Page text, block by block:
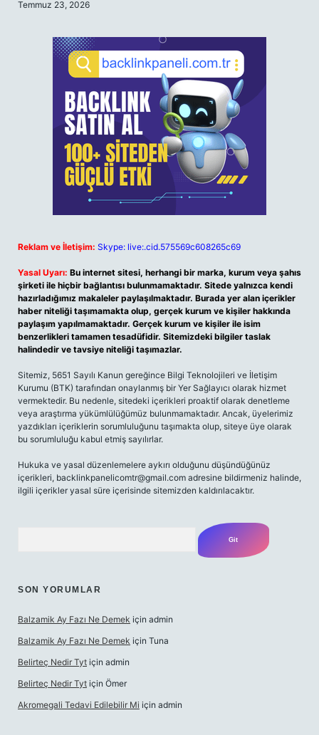
Temmuz 23, 2026
Reklam ve İletişim: Skype: live:.cid.575569c608265c69
Yasal Uyarı: Bu internet sitesi, herhangi bir marka, kurum veya şahıs
şirketi ile hiçbir bağlantısı bulunmamaktadır. Sitede yalnızca kendi
hazırladığımız makaleler paylaşılmaktadır. Burada yer alan içerikler
haber niteliği taşımamakta olup, gerçek kurum ve kişiler hakkında
paylaşım yapılmamaktadır. Gerçek kurum ve kişiler ile isim
benzerlikleri tamamen tesadüfidir. Sitemizdeki bilgiler taslak
halindedir ve tavsiye niteliği taşımazlar.
Sitemiz, 5651 Sayılı Kanun gereğince Bilgi Teknolojileri ve İletişim
Kurumu (BTK) tarafından onaylanmış bir Yer Sağlayıcı olarak hizmet
vermektedir. Bu nedenle, sitedeki içerikleri proaktif olarak denetleme
veya araştırma yükümlülüğümüz bulunmamaktadır. Ancak, üyelerimiz
yazdıkları içeriklerin sorumluluğunu taşımakta olup, siteye üye olarak
bu sorumluluğu kabul etmiş sayılırlar.
Hukuka ve yasal düzenlemelere aykırı olduğunu düşündüğünüz
içerikleri, backlinkpanelicomtr@gmail.com adresine bildirmeniz halinde,
ilgili içerikler yasal süre içerisinde sitemizden kaldırılacaktır.
SON YORUMLAR
Balzamik Ay Fazı Ne Demek için admin
Balzamik Ay Fazı Ne Demek için Tuna
Belirteç Nedir Tyt için admin
Belirteç Nedir Tyt için Ömer
Akromegali Tedavi Edilebilir Mi için admin